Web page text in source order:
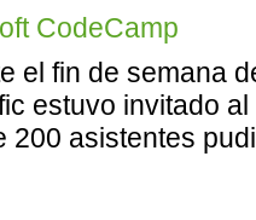
CodeCamp
el fin de semana
estuvo invitado
200 asistentes